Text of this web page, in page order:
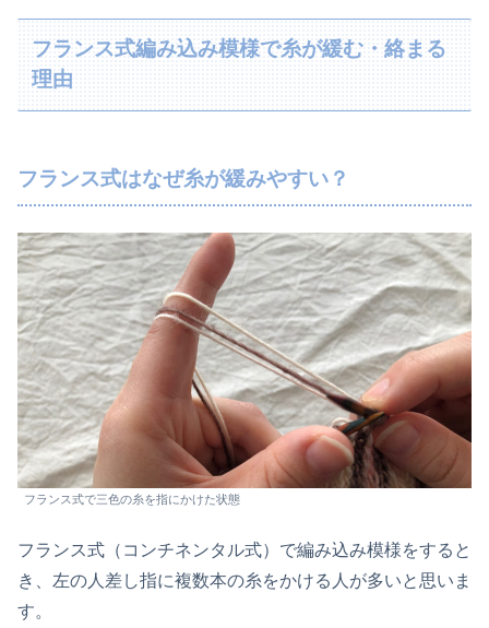
フランス式編み込み模様で糸が緩む・絡まる
理由
フランス式はなぜ糸が緩みやすい？
フランス式で三色の糸を指にかけた状態
フランス式（コンチネンタル式）で編み込み模様をすると
き、左の人差し指に複数本の糸をかける人が多いと思いま
す。